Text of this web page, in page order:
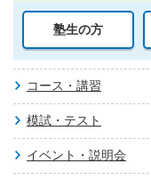
塾生の方
コース・講習
模試・テスト
イベント・説明会